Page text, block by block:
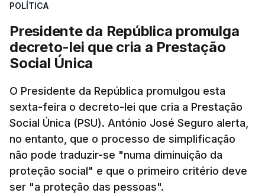
POLÍTICA
Presidente da República promulga
decreto-lei que cria a Prestação
Social Única
O Presidente da República promulgou esta
sexta-feira o decreto-lei que cria a Prestação
Social Única (PSU). António José Seguro alerta,
no entanto, que o processo de simplificação
não pode traduzir-se "numa diminuição da
proteção social" e que o primeiro critério deve
ser "a proteção das pessoas".